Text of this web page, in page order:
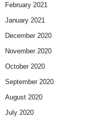
February 2021
January 2021
December 2020
November 2020
October 2020
September 2020
August 2020
July 2020